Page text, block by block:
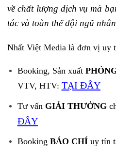
về chất lượng dịch vụ mà
tác và toàn thể đội ngũ
Nhất Việt Media là đơn vị uy
Booking, Sản xuất
VTV, HTV: TẠI ĐÂY
Tư vấn GIẢI THƯỞNG
ĐÂY
Booking BÁO CHÍuy tín